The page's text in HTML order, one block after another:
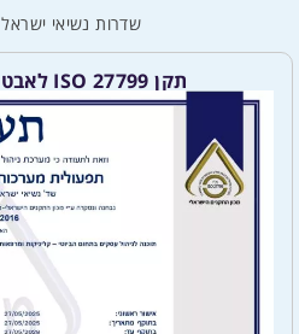
שדרות נשיאי ישראל 11, כרמיאל
תקן ISO 27799 לאבטחת מידע רפואי